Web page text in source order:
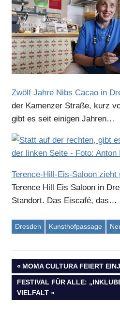
Zwölf Jahre Nibs Cacao in
der Kamenzer Straße, kurz
gibt es seit einigen Jahren…
Terence-Hill-Eis-Saloon zieht
Terence Hill Eis Saloon in
Standort. Das Eiscafé, das…
Dresden Kunsthofpassage
VORHERIGER
BEITRAG:
MOMA CULTURA FEIERT
NÄCHSTER
BEITRAG:
FESTIVAL FÜR ALLE:
VIELFALT